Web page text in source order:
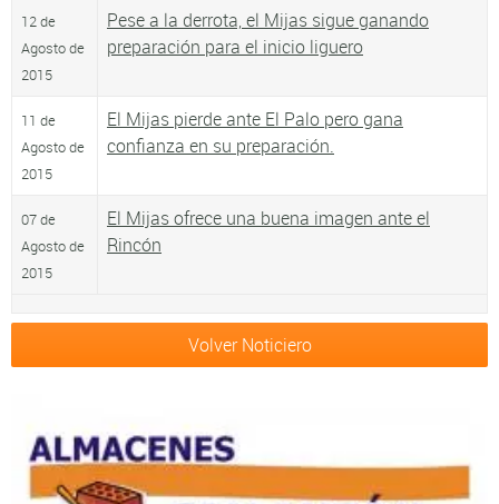
12 de
Agosto de
2015
Pese a la derrota, el Mijas sigue ganando
preparación para el inicio liguero
11 de
Agosto de
2015
El Mijas pierde ante El Palo pero gana
confianza en su preparación.
07 de
Agosto de
2015
El Mijas ofrece una buena imagen ante el
Rincón
Volver Noticiero